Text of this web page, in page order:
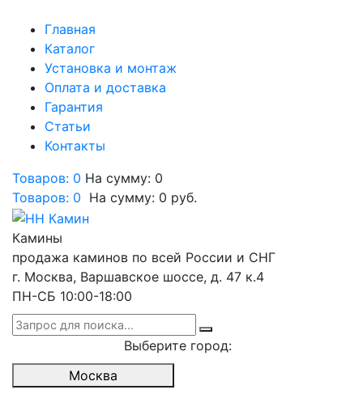
Главная
Каталог
Установка и монтаж
Оплата и доставка
Гарантия
Статьи
Контакты
Товаров: 0 На сумму: 0
Товаров: 0 На сумму: 0 руб.
Камины
продажа каминов по всей России и СНГ
г. Москва, Варшавское шоссе, д. 47 к.4
ПН-СБ 10:00-18:00
Выберите город:
Москва